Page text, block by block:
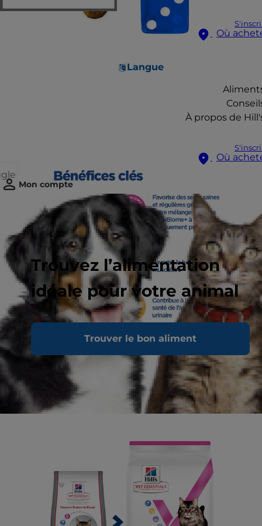
Où
Langue
À propos de
Où
Mon compte
Trouvez l’alimentation
idéale pour votre animal
Trouver le bon aliment